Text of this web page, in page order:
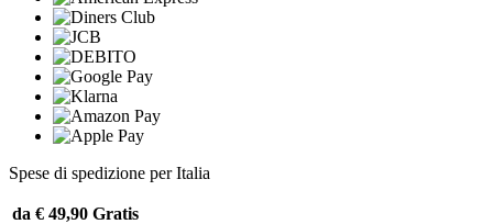
Spese di spedizione per Italia
da € 49,90 Gratis